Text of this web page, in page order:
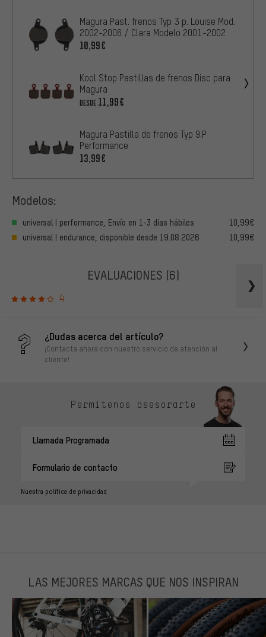
Magura Past. frenos Typ 3 p. Louise Mod.
2002-2006 / Clara Modelo 2001-2002
10,99€
Kool Stop Pastillas de frenos Disc para
Magura
DESDE 11,99€
Magura Pastilla de frenos Typ 9.P
Performance
13,99€
Modelos:
universal | performance, Envío en 1-3 días hábiles
10,99€
universal | endurance, disponible desde 19.08.2026
10,99€
EVALUACIONES (6)
4
¿Dudas acerca del artículo?
¡Contacta ahora con nuestro servicio de atención al
cliente!
Permítenos asesorarte
Llamada Programada
Formulario de contacto
Nuestra política de privacidad
LAS MEJORES MARCAS QUE NOS INSPIRAN